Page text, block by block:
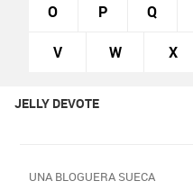
O P Q
V W X
JELLY DEVOTE
UNA BLOGUERA SUECA